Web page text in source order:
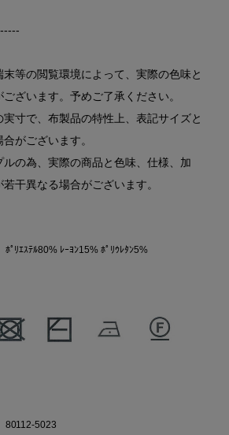
等の閲覧環境によって、実際の色味と
ざいます。予めご了承ください。
寸で、布製品の特性上、表記サイズと
がございます。
の為、実際の商品と色味、仕様、加
干異なる場合がございます。
ﾎﾟﾘｴｽﾃﾙ80% ﾚｰﾖﾝ15% ﾎﾟﾘｳﾚﾀﾝ5%
80112-5023